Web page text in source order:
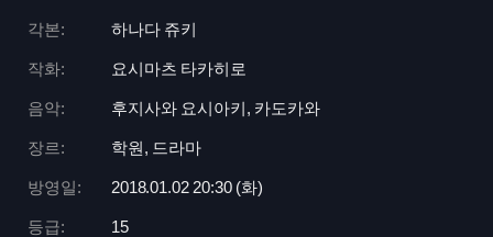
각본: 하나다 쥬키
작화: 요시마츠 타카히로
음악: 후지사와 요시아키, 카도카와
장르: 학원, 드라마
방영일: 2018.01.02 20:30 (화)
등급: 15